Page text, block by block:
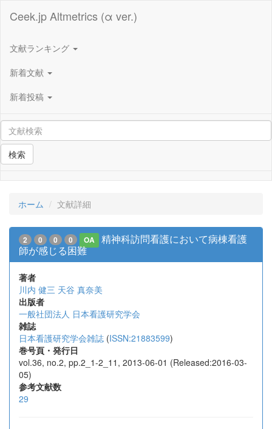
Ceek.jp Altmetrics (α ver.)
文献ランキング
新着文献
新着投稿
検索
ホーム 文献詳細
2 0 0 0 OA
精神科訪問看護において病棟看護
師が感じる困難
著者
川内 健三 天谷 真奈美
出版者
一般社団法人 日本看護研究学会
雑誌
日本看護研究学会雑誌 (ISSN:21883599)
巻号頁・発行日
vol.36, no.2, pp.2_1-2_11, 2013-06-01 (Released:2016-03-
05)
参考文献数
29